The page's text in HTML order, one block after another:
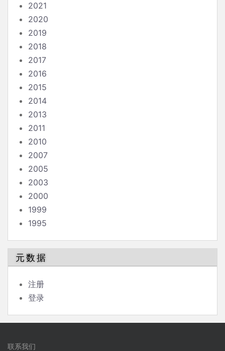
2021
2020
2019
2018
2017
2016
2015
2014
2013
2011
2010
2007
2005
2003
2000
1999
1995
元数据
注册
登录
联系我们